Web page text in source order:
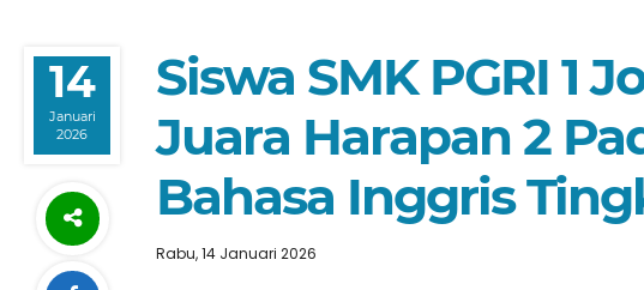
14
Januari
2026
Siswa SMK PGRI 1
Juara Harapan 2
Bahasa Inggris
Rabu, 14 Januari 2026